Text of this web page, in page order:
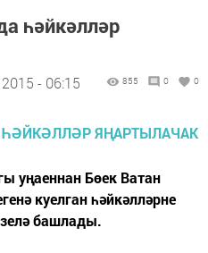
һәйкәлләр
- 06:15 855 0 0
уңаеннан Бөек Ватан
куелган һәйкәлләрне
башлады.